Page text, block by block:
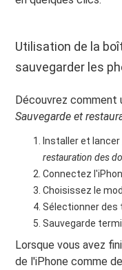
Utilisation de la
sauvegarder les
Découvrez
Sauvegarde et
Installer et lancer
restauration des
Connectez
Choisissez le
Sélectionner des
Sauvegarde
Lorsque vous avez
de l'iPhone comme